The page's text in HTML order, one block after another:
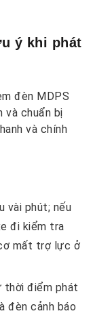
ý khi phát
đèn MDPS
và chuẩn bị
và chính
vài phút; nếu
đi kiểm tra
mất trợ lực ở
thời điểm phát
đèn cảnh báo